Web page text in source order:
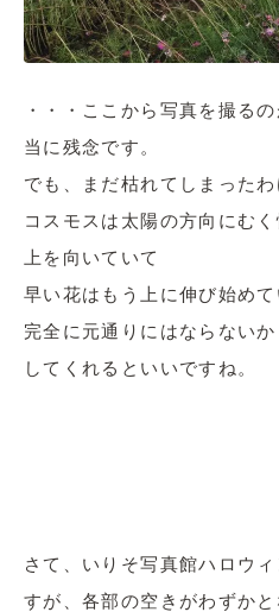
・・・ここから写真を撮る
当に残念です。
でも、まだ枯れてしまったわ
コスモスは太陽の方向にむ
上を向いていて
早い花はもう上に伸び始めて
完全に元通りにはならない
してくれるといいですね。
さて、いりそ写真館ハロウ
すが、各部の空きがわずか